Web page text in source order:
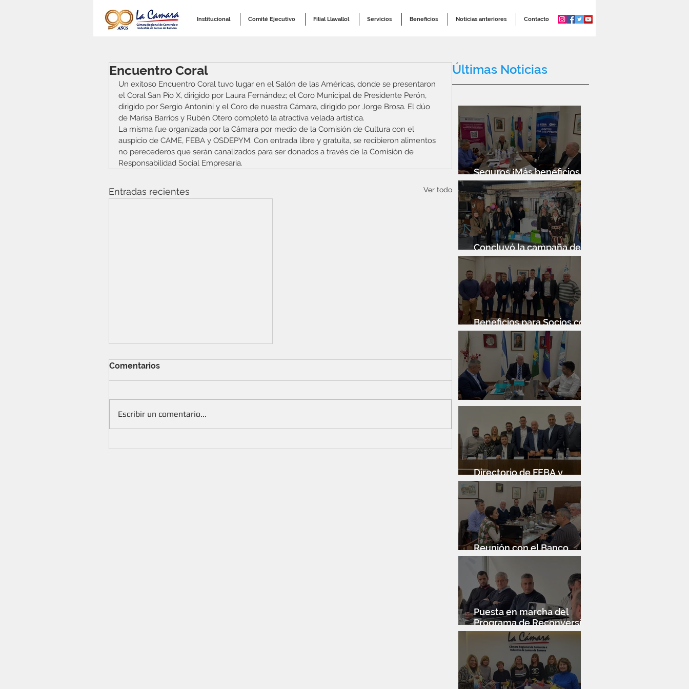
Institucional Comité Ejecutivo Filial Llavallol Servicios Beneficios Noticias anteriores Contacto
Encuentro Coral
Un exitoso Encuentro Coral tuvo lugar en el Salón de las Américas, donde se presentaron
el Coral San Pío X, dirigido por Laura Fernández; el Coro Municipal de Presidente Perón,
dirigido por Sergio Antonini y el Coro de nuestra Cámara, dirigido por Jorge Brosa. El dúo
de Marisa Barrios y Rubén Otero completó la atractiva velada artística.
La misma fue organizada por la Cámara por medio de la Comisión de Cultura con el
auspicio de CAME, FEBA y OSDEPYM. Con entrada libre y gratuita, se recibieron alimentos
no perecederos que serán canalizados para ser donados a través de la Comisión de
Responsabilidad Social Empresaria.
Entradas recientes Ver todo
Seguros ¡Más beneficios para
Comentarios
Escribir un comentario...
Últimas Noticias
Seguros ¡Más beneficios
para socios!
Concluyó la campaña de
donación de libros
Beneficios para Socios con
Banco Santander
Reunión con Sur Finanzas
Directorio de FEBA y
Congreso de Industria 4.0
Reunión con el Banco
Santander
Puesta en marcha del
Programa de Reconversión
Industrial